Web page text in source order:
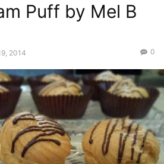
Puff by Mel B
2014 0